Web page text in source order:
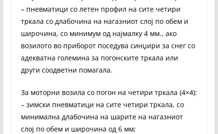
– пневматици со летен профил на сите четири
тркала со длабочина на нагазниот слој по обем и
широчина, со минимум од најмалку 4 мм., ако
возилото во приборот поседува синџири за снег со
адекватна големина за погонските тркала или
други соодветни помагала.
За моторни возила со погон на четири тркала (4×4):
– зимски пневматици на сите четири тркала, со
минимална длабочина на шарите на нагазниот
слој по обем и широчина од 6 мм;